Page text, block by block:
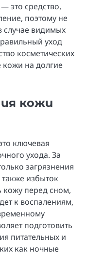
это средство,
поэтому не
случае видимых
уход
косметических
кожи на долгие
кожи
ключевая
ухода. За
загрязнения
избыток
кожу перед сном,
к воспалениям,
подготовить
питательных и
как ночные